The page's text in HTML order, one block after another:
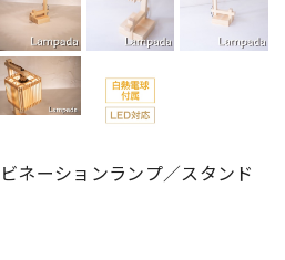
ネーションランプ／スタンド